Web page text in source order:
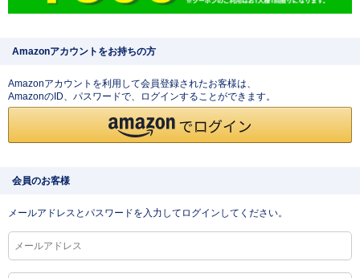
Amazonアカウントをお持ちの方
Amazonアカウントを利用して会員登録されたお客様は、
AmazonのID、パスワードで、ログインすることができます。
会員のお客様
メールアドレスとパスワードを入力してログインしてください。